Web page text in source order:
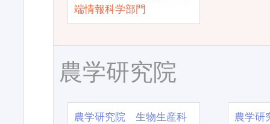
端情報科学部門
農学研究院
農学研究院 生物生産科
農学